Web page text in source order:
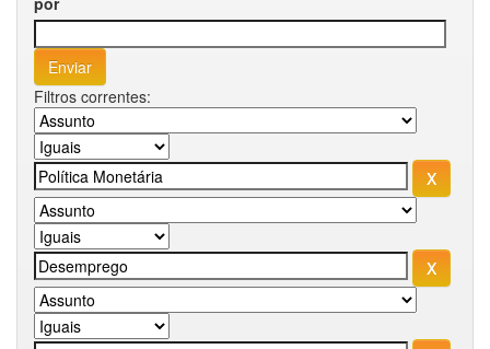
Filtros correntes: